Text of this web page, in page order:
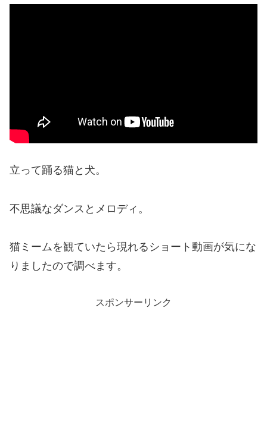
立って踊る猫と犬。
不思議なダンスとメロディ。
猫ミームを観ていたら現れるショート動画が気にな
りましたので調べます。
スポンサーリンク